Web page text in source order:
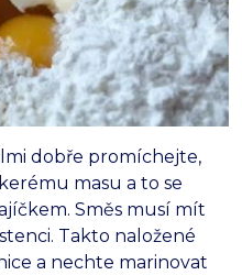
dobře promíchejte,
masu a to se
Směs musí mít
Takto naložené
a nechte marinovat